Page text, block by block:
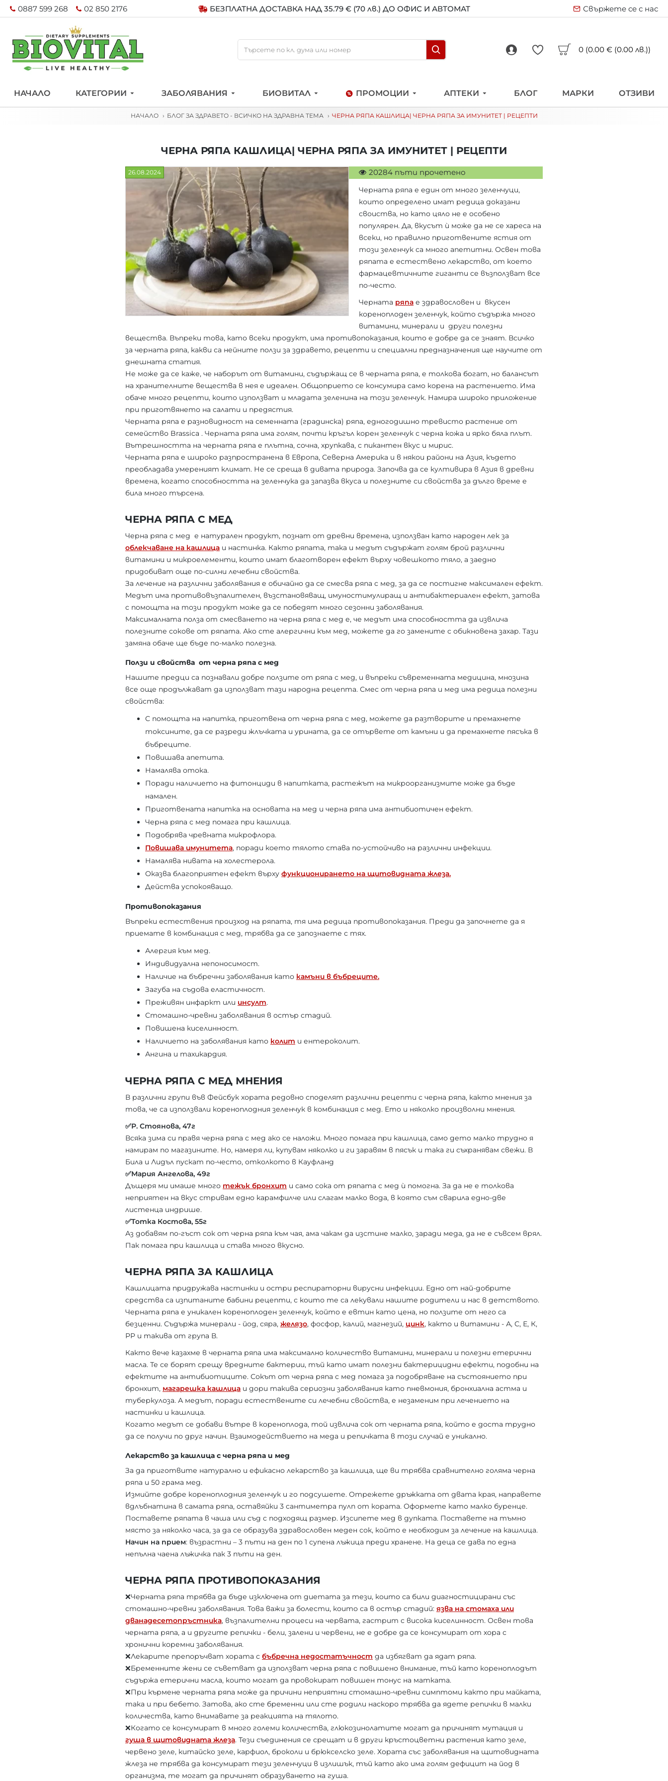
0887 599 268 02 850 2176 БЕЗПЛАТНА ДОСТАВКА НАД 35.79 € (70 лв.) ДО ОФИС И АВТОМАТ Свържете се с нас
0 (0.00 € (0.00 лв.))
НАЧАЛО КАТЕГОРИИ ЗАБОЛЯВАНИЯ БИОВИТАЛ ПРОМОЦИИ АПТЕКИ БЛОГ МАРКИ ОТЗИВИ
НАЧАЛО БЛОГ ЗА ЗДРАВЕТО - ВСИЧКО НА ЗДРАВНА ТЕМА ЧЕРНА РЯПА КАШЛИЦА| ЧЕРНА РЯПА ЗА ИМУНИТЕТ | РЕЦЕПТИ
ЧЕРНА РЯПА КАШЛИЦА| ЧЕРНА РЯПА ЗА ИМУНИТЕТ | РЕЦЕПТИ
26.08.2024 20284 пъти прочетено
Черната ряпа е един от много зеленчуци,
които определено имат редица доказани
своиства, но като цяло не е особено
популярен. Да, вкусът ѝ може да не се хареса на
всеки, но правилно приготвените ястия от
този зеленчук са много апетитни. Освен това
ряпата е естествено лекарство, от което
фармацевтичните гиганти се възползват все
по-често.
Черната ряпа е здравословен и вкусен
кореноплоден зеленчук, който съдържа много
витамини, минерали и други полезни
вещества. Въпреки това, като всеки продукт, има противопоказания, които е добре да се знаят. Всичко
за черната ряпа, какви са нейните ползи за здравето, рецепти и специални предназначения ще научите от
днешната статия.
Не може да се каже, че наборът от витамини, съдържащ се в черната ряпа, е толкова богат, но балансът
на хранителните вещества в нея е идеален. Общоприето се консумира само корена на растението. Има
обаче много рецепти, които използват и младата зеленина на този зеленчук. Намира широко приложение
при приготвянето на салати и предястия.
Черната ряпа е разновидност на семенната (градинска) ряпа, едногодишно тревисто растение от
семейство Brassica . Черната ряпа има голям, почти кръгъл корен зеленчук с черна кожа и ярко бяла плът.
Вътрешността на черната ряпа е плътна, сочна, хрупкава, с пикантен вкус и мирис.
Черната ряпа е широко разпространена в Европа, Северна Америка и в някои райони на Азия, където
преобладава умереният климат. Не се среща в дивата природа. Започва да се култивира в Азия в древни
времена, когато способността на зеленчука да запазва вкуса и полезните си свойства за дълго време е
била много търсена.
ЧЕРНА РЯПА С МЕД
Черна ряпа с мед е натурален продукт, познат от древни времена, използван като народен лек за
облекчаване на кашлица и настинка. Както ряпата, така и медът съдържат голям брой различни
витамини и микроелементи, които имат благотворен ефект върху човешкото тяло, а заедно
придобиват още по-силни лечебни свойства.
За лечение на различни заболявания е обичайно да се смесва ряпа с мед, за да се постигне максимален ефект.
Медът има противовъзпалителен, възстановяващ, имуностимулиращ и антибактериален ефект, затова
с помощта на този продукт може да се победят много сезонни заболявания.
Максималната полза от смесването на черна ряпа с мед е, че медът има способността да извлича
полезните сокове от ряпата. Ако сте алергични към мед, можете да го замените с обикновена захар. Тази
замяна обаче ще бъде по-малко полезна.
Ползи и свойства от черна ряпа с мед
Нашите предци са познавали добре ползите от ряпа с мед, и въпреки съвременната медицина, мнозина
все още продължават да използват тази народна рецепта. Смес от черна ряпа и мед има редица полезни
свойства:
С помощта на напитка, приготвена от черна ряпа с мед, можете да разтворите и премахнете
токсините, да се разреди жлъчката и урината, да се отървете от камъни и да премахнете пясъка в
бъбреците.
Повишава апетита.
Намалява отока.
Поради наличието на фитонциди в напитката, растежът на микроорганизмите може да бъде
намален.
Приготвената напитка на основата на мед и черна ряпа има антибиотичен ефект.
Черна ряпа с мед помага при кашлица.
Подобрява чревната микрофлора.
Повишава имунитета, поради което тялото става по-устойчиво на различни инфекции.
Намалява нивата на холестерола.
Оказва благоприятен ефект върху функционирането на щитовидната жлеза.
Действа успокояващо.
Противопоказания
Въпреки естествения произход на ряпата, тя има редица противопоказания. Преди да започнете да я
приемате в комбинация с мед, трябва да се запознаете с тях.
Алергия към мед.
Индивидуална непоносимост.
Наличие на бъбречни заболявания като камъни в бъбреците.
Загуба на съдова еластичност.
Преживян инфаркт или инсулт.
Стомашно-чревни заболявания в остър стадий.
Повишена киселинност.
Наличието на заболявания като колит и ентероколит.
Ангина и тахикардия.
ЧЕРНА РЯПА С МЕД МНЕНИЯ
В различни групи във Фейсбук хората редовно споделят различни рецепти с черна ряпа, както мнения за
това, че са използвали кореноплодния зеленчук в комбинация с мед. Ето и няколко произволни мнения.
✅Р. Стоянова, 47г
Всяка зима си правя черна ряпа с мед ако се наложи. Много помага при кашлица, само дето малко трудно я
намирам по магазините. Но, намеря ли, купувам няколко и ги заравям в пясък и така ги съхранявам свежи. В
Била и Лидъл пускат по-често, отколкото в Кауфланд
✅Мария Ангелова, 49г
Дъщеря ми имаше много тежък бронхит и само сока от ряпата с мед ѝ помогна. За да не е толкова
неприятен на вкус стривам едно карамфилче или слагам малко вода, в която съм сварила едно-две
листенца индрише.
✅Tотка Костова, 55г
Аз добавям по-гъст сок от черна ряпа към чая, ама чакам да изстине малко, заради меда, да не е съвсем врял.
Пак помага при кашлица и става много вкусно.
ЧЕРНА РЯПА ЗА КАШЛИЦА
Кашлицата придружава настинки и остри респираторни вирусни инфекции. Едно от най-добрите
средства са изпитаните бабини рецепти, с които те са лекували нашите родители и нас в детството.
Черната ряпа е уникален кореноплоден зеленчук, който е евтин като цена, но ползите от него са
безценни. Съдържа минерали - йод, сяра, желязо, фосфор, калий, магнезий, цинк, както и витамини - А, С, Е, К,
РР и такива от група В.
Както вече казахме в черната ряпа има максимално количество витамини, минерали и полезни етерични
масла. Те се борят срещу вредните бактерии, тъй като имат полезни бактерицидни ефекти, подобни на
ефектите на антибиотиците. Сокът от черна ряпа с мед помага за подобряване на състоянието при
бронхит, магарешка кашлица и дори такива сериозни заболявания като пневмония, бронхиална астма и
туберкулоза. А медът, поради естествените си лечебни свойства, е незаменим при лечението на
настинки и кашлица.
Когато медът се добави вътре в кореноплода, той извлича сок от черната ряпа, който е доста трудно
да се получи по друг начин. Взаимодействието на меда и репичката в този случай е уникално.
Лекарство за кашлица с черна ряпа и мед
За да приготвите натурално и ефикасно лекарство за кашлица, ще ви трябва сравнително голяма черна
ряпа и 50 грама мед.
Измийте добре кореноплодния зеленчук и го подсушете. Отрежете дръжката от двата края, направете
вдлъбнатина в самата ряпа, оставяйки 3 сантиметра пулп от кората. Оформете като малко буренце.
Поставете ряпата в чаша или съд с подходящ размер. Изсипете мед в дупката. Поставете на тъмно
място за няколко часа, за да се образува здравословен меден сок, който е необходим за лечение на кашлица.
Начин на прием: възрастни – 3 пъти на ден по 1 супена лъжица преди хранене. На деца се дава по една
непълна чаена лъжичка пак 3 пъти на ден.
ЧЕРНА РЯПА ПРОТИВОПОКАЗАНИЯ
❌Черната ряпа трябва да бъде изключена от диетата за тези, които са били диагностицирани със
стомашно-чревни заболявания. Това важи за болести, които са в остър стадий: язва на стомаха или
дванадесетопръстника, възпалителни процеси на червата, гастрит с висока киселинност. Освен това
черната ряпа, а и другите репички - бели, залени и червени, не е добре да се консумират от хора с
хронични коремни заболявания.
❌Лекарите препоръчват хората с бъбречна недостатъчност да избягват да ядат ряпа.
❌Бременните жени се съветват да използват черна ряпа с повишено внимание, тъй като кореноплодът
съдържа етерични масла, които могат да провокират повишен тонус на матката.
❌При кърмене черната ряпа може да причини неприятни стомашно-чревни симптоми както при майката,
така и при бебето. Затова, ако сте бременни или сте родили наскоро трябва да ядете репички в малки
количества, като внимавате за реакцията на тялото.
❌Когато се консумират в много големи количества, глюкозинолатите могат да причинят мутация и
гуша в щитовидната жлеза. Тези съединения се срещат и в други кръстоцветни растения като зеле,
червено зеле, китайско зеле, карфиол, броколи и брюкселско зеле. Хората със заболявания на щитовидната
жлеза не трябва да консумират тези зеленчуци в излишък, тъй като ако има голям дефицит на йод в
организма, те могат да причинят образуването на гуша.